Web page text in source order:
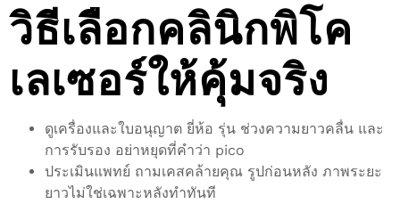
วิธีเลือกคลินิกพิโค
เลเซอร์ให้คุ้มจริง
ดูเครื่องและใบอนุญาต ยี่ห้อ รุ่น ช่วงความยาวคลื่น และ
การรับรอง อย่าหยุดที่คำว่า pico
ประเมินแพทย์ ถามเคสคล้ายคุณ รูปก่อนหลัง ภาพระยะ
ยาวไม่ใช่เฉพาะหลังทำทันที